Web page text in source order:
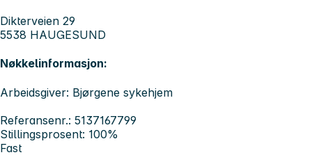
Dikterveien 29
5538 HAUGESUND
Nøkkelinformasjon:
Arbeidsgiver: Bjørgene sykehjem
Referansenr.: 5137167799
Stillingsprosent: 100%
Fast